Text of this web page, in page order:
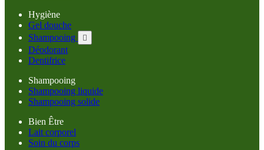
Hygiène
Gel douche
Shampooing

Déodorant
Dentifrice
Shampooing
Shampooing liquide
Shampooing solide
Bien Être
Lait corporel
Soin du corps